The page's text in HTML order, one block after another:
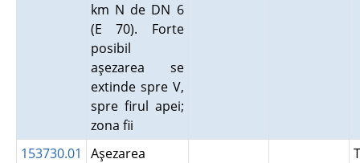
km N de DN 6
(E 70). Forte
posibil
aşezarea se
extinde spre V,
spre firul apei;
zona fii
153730.01
Aşezarea